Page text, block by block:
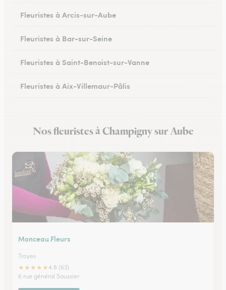
Fleuristes à Arcis-sur-Aube
Fleuristes à Bar-sur-Seine
Fleuristes à Saint-Benoist-sur-Vanne
Fleuristes à Aix-Villemaur-Pâlis
Nos fleuristes à Champigny sur Aube
Monceau Fleurs
Troyes
★★★★★4.8 (63)
6 rue général Saussier